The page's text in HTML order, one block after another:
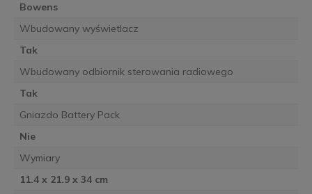
Bowens
Wbudowany wyświetlacz
Tak
Wbudowany odbiornik sterowania radiowego
Tak
Gniazdo Battery Pack
Nie
Wymiary
11.4 x 21.9 x 34 cm